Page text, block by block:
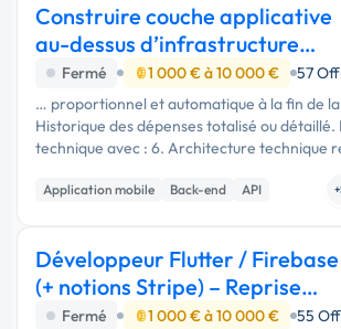
Construire couche applicative
au-dessus d’infrastructure
bancaire
Fermé 1 000 € à 10 000 € 57
… proportionnel et automatique à la fin de
Historique des dépenses totalisé ou
technique avec : 6. Architecture technique
Front-end mobile : React Native ou Flutter
/ NestJS …
Application mobile Back-end API
Développeur Flutter / Firebase
(+ notions Stripe) – Reprise
d’applicat
Fermé 1 000 € à 10 000 € 55